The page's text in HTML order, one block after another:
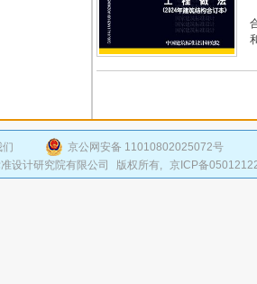
们
京公网安备 11010802025072号
设计研究院有限公司 版权所有, 京ICP备